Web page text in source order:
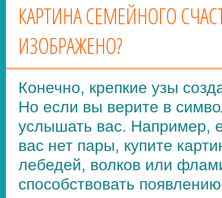
КАРТИНА СЕМЕЙНОГО
ИЗОБРАЖЕНО?
Конечно, крепкие узы
Но если вы верите в
услышать вас. Например,
вас нет пары, купите
лебедей, волков или
способствовать